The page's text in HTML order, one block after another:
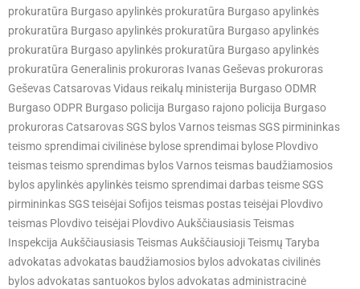
prokuratūra Burgaso apylinkės prokuratūra Burgaso apylinkės
prokuratūra Burgaso apylinkės prokuratūra Burgaso apylinkės
prokuratūra Burgaso apylinkės prokuratūra Burgaso apylinkės
prokuratūra Generalinis prokuroras Ivanas Geševas prokuroras
Geševas Catsarovas Vidaus reikalų ministerija Burgaso ODMR
Burgaso ODPR Burgaso policija Burgaso rajono policija Burgaso
prokuroras Catsarovas SGS bylos Varnos teismas SGS pirmininkas
teismo sprendimai civilinėse bylose sprendimai bylose Plovdivo
teismas teismo sprendimas bylos Varnos teismas baudžiamosios
bylos apylinkės apylinkės teismo sprendimai darbas teisme SGS
pirmininkas SGS teisėjai Sofijos teismas postas teisėjai Plovdivo
teismas Plovdivo teisėjai Plovdivo Aukščiausiasis Teismas
Inspekcija Aukščiausiasis Teismas Aukščiausioji Teismų Taryba
advokatas advokatas baudžiamosios bylos advokatas civilinės
bylos advokatas santuokos bylos advokatas administracinė